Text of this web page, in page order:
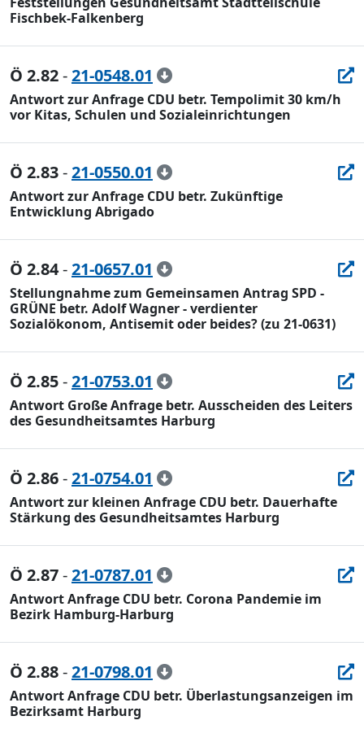
Fischbek-Falkenberg
Ö 2.82-21-0548.01
Antwort zur Anfrage CDU betr. Tempolimit 30 km/h
vor Kitas, Schulen und Sozialeinrichtungen
Ö 2.83-21-0550.01
Antwort zur Anfrage CDU betr. Zukünftige
Entwicklung Abrigado
Ö 2.84-21-0657.01
Stellungnahme zum Gemeinsamen Antrag SPD -
GRÜNE betr. Adolf Wagner - verdienter
Sozialökonom, Antisemit oder beides? (zu 21-0631)
Ö 2.85-21-0753.01
Antwort Große Anfrage betr. Ausscheiden des Leiters
des Gesundheitsamtes Harburg
Ö 2.86-21-0754.01
Antwort zur kleinen Anfrage CDU betr. Dauerhafte
Stärkung des Gesundheitsamtes Harburg
Ö 2.87-21-0787.01
Antwort Anfrage CDU betr. Corona Pandemie im
Bezirk Hamburg-Harburg
Ö 2.88-21-0798.01
Antwort Anfrage CDU betr. Überlastungsanzeigen im
Bezirksamt Harburg